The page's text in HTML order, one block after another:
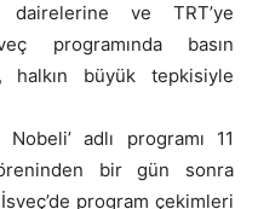
dairelerine ve TRT’ye
programında basın
halkın büyük tepkisiyle
Nobeli’ adlı programı 11
bir gün sonra
program çekimleri